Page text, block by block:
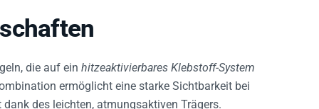
die auf ein hitzeaktivierbares Klebstoff-System
ermöglicht eine starke Sichtbarkeit bei
des leichten, atmungsaktiven Trägers.